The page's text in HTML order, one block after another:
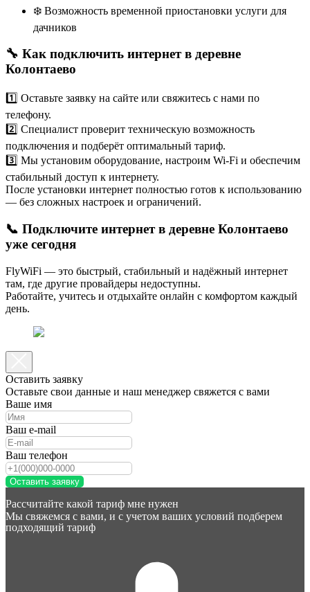
❄️ Возможность временной приостановки услуги для
дачников
🔧 Как подключить интернет в деревне
Колонтаево
1️⃣ Оставьте заявку на сайте или свяжитесь с нами по
телефону.
2️⃣ Специалист проверит техническую возможность
подключения и подберёт оптимальный тариф.
3️⃣ Мы установим оборудование, настроим Wi-Fi и обеспечим
стабильный доступ к интернету.
После установки интернет полностью готов к использованию
— без сложных настроек и ограничений.
📞 Подключите интернет в деревне Колонтаево
уже сегодня
FlyWiFi — это быстрый, стабильный и надёжный интернет
там, где другие провайдеры недоступны.
Работайте, учитесь и отдыхайте онлайн с комфортом каждый
день.
Оставить заявку
Оставьте свои данные и наш менеджер свяжется с вами
Ваше имя
Ваш e-mail
Ваш телефон
Оставить заявку
Рассчитайте какой тариф мне нужен
Мы свяжемся с вами, и с учетом ваших условий подберем
подходящий тариф